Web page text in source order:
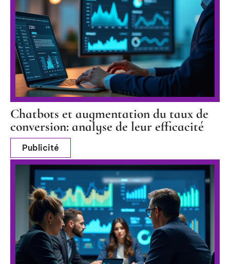
Chatbots et augmentation du taux de
conversion: analyse de leur efficacité
Publicité